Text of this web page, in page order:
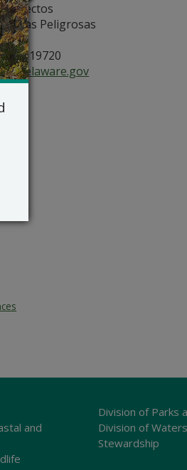
Peligrosas
DE 19720
and
Division of Parks
Division of
Stewardship